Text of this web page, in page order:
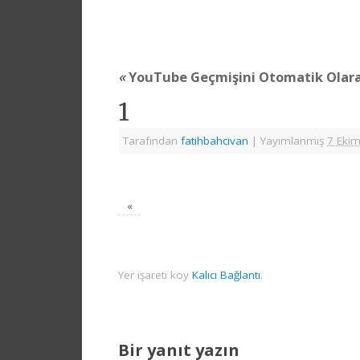
«YouTube Geçmişini Otomatik
1
Tarafından fatihbahcivan | Yayımlanmış 7
«
Yer işareti koy Kalıcı Bağlantı.
Bir yanıt yazın